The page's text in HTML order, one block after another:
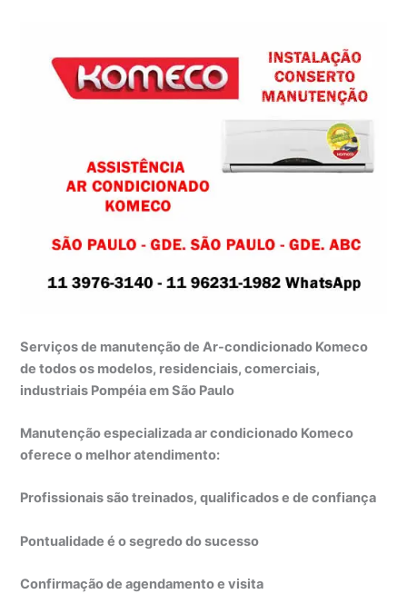
Serviços de manutenção de Ar-condicionado Komeco
de todos os modelos, residenciais, comerciais,
industriais Pompéia em São Paulo
Manutenção especializada ar condicionado Komeco
oferece o melhor atendimento:
Profissionais são treinados, qualificados e de confiança
Pontualidade é o segredo do sucesso
Confirmação de agendamento e visita